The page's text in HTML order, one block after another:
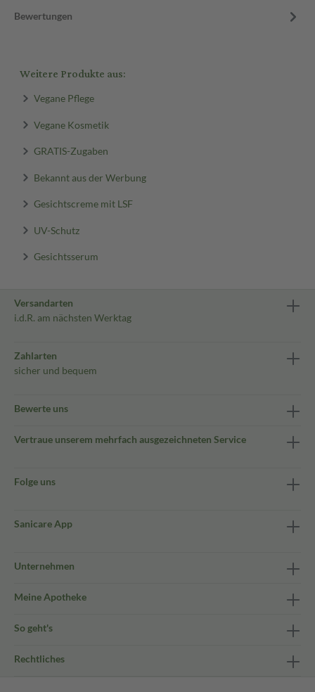
Bewertungen
Weitere Produkte aus:
Vegane Pflege
Vegane Kosmetik
GRATIS-Zugaben
Bekannt aus der Werbung
Gesichtscreme mit LSF
UV-Schutz
Gesichtsserum
Versandarten
i.d.R. am nächsten Werktag
Zahlarten
sicher und bequem
Bewerte uns
Vertraue unserem mehrfach ausgezeichneten Service
Folge uns
Sanicare App
Unternehmen
Meine Apotheke
So geht's
Rechtliches